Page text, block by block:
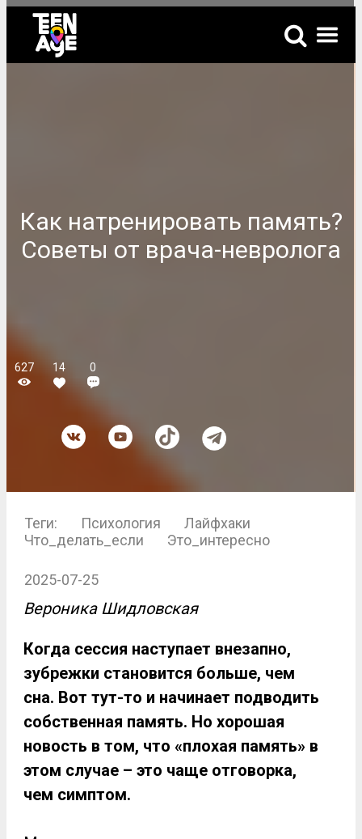
Как натренировать память?
Советы от врача-невролога
627 14 0
Теги: Психология
Лайфхаки
Что_делать_если
Это_интересно
2025-07-25
Вероника Шидловская
Когда сессия наступает внезапно,
зубрежки становится больше, чем
сна. Вот тут-то и начинает подводить
собственная память. Но хорошая
новость в том, что «плохая память» в
этом случае – это чаще отговорка,
чем симптом.